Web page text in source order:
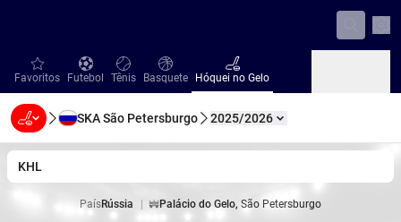
favorites
Favoritos Futebol
Futebol Tênis
Tênis Basquete
Basquete Hóquei no Gelo
Hóquei no Gelo
Beisebol
Beisebol Handebol
Handebol Vôlei
Vôlei
SKA São Petersburgo 2025/2026
KHL
PaísRússia Estádio
Palácio do Gelo, São Petersburgo